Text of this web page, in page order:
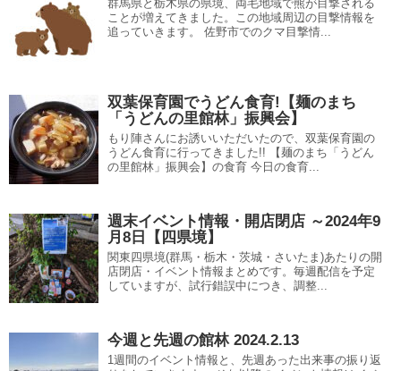
群馬県と栃木県の県境、両毛地域で熊が目撃される
ことが増えてきました。この地域周辺の目撃情報を
追っていきます。 佐野市でのクマ目撃情...
双葉保育園でうどん食育!【麺のまち
「うどんの里館林」振興会】
もり陣さんにお誘いいただいたので、双葉保育園の
うどん食育に行ってきました!! 【麺のまち「うどん
の里館林」振興会】の食育 今日の食育...
週末イベント情報・開店閉店 ～2024年9
月8日【四県境】
関東四県境(群馬・栃木・茨城・さいたま)あたりの開
店閉店・イベント情報まとめです。毎週配信を予定
していますが、試行錯誤中につき、調整...
今週と先週の館林 2024.2.13
1週間のイベント情報と、先週あった出来事の振り返